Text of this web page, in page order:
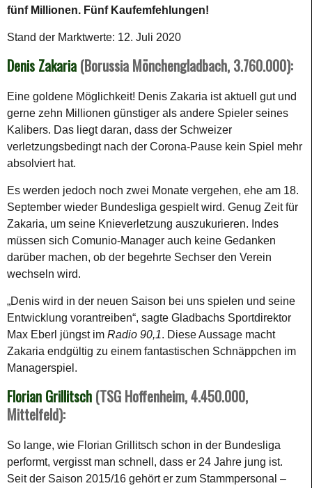
fünf Millionen. Fünf Kaufemfehlungen!
Stand der Marktwerte: 12. Juli 2020
Denis Zakaria (Borussia Mönchengladbach, 3.760.000):
Eine goldene Möglichkeit! Denis Zakaria ist aktuell gut und
gerne zehn Millionen günstiger als andere Spieler seines
Kalibers. Das liegt daran, dass der Schweizer
verletzungsbedingt nach der Corona-Pause kein Spiel mehr
absolviert hat.
Es werden jedoch noch zwei Monate vergehen, ehe am 18.
September wieder Bundesliga gespielt wird. Genug Zeit für
Zakaria, um seine Knieverletzung auszukurieren. Indes
müssen sich Comunio-Manager auch keine Gedanken
darüber machen, ob der begehrte Sechser den Verein
wechseln wird.
„Denis wird in der neuen Saison bei uns spielen und seine
Entwicklung vorantreiben“, sagte Gladbachs Sportdirektor
Max Eberl jüngst im Radio 90,1. Diese Aussage macht
Zakaria endgültig zu einem fantastischen Schnäppchen im
Managerspiel.
Florian Grillitsch (TSG Hoffenheim, 4.450.000,
Mittelfeld):
So lange, wie Florian Grillitsch schon in der Bundesliga
performt, vergisst man schnell, dass er 24 Jahre jung ist.
Seit der Saison 2015/16 gehört er zum Stammpersonal –